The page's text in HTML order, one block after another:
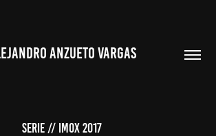
ANZUETO VARGAS
SERIE // Imox 2017